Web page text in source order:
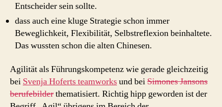
Entscheider sein sollte.
dass auch eine kluge Strategie schon immer
Beweglichkeit, Flexibilität, Selbstreflexion beinhaltete.
Das wussten schon die alten Chinesen.
Agilität als Führungskompetenz wie gerade gleichzeitig
bei Svenja Hoferts teamworksund beiSimones Jansons
berufebilderthematisiert. Richtig hipp geworden ist der